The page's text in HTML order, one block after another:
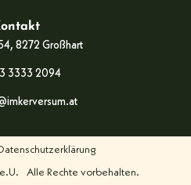
8272 Großhart
3333 2094
Alle Rechte vorbehalten.